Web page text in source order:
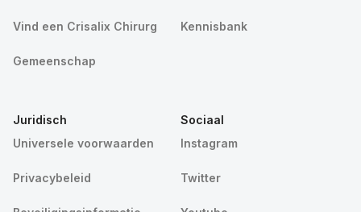
Vind een Crisalix Chirurg
Gemeenschap
Kennisbank
Juridisch
Universele voorwaarden
Privacybeleid
Sociaal
Instagram
Twitter